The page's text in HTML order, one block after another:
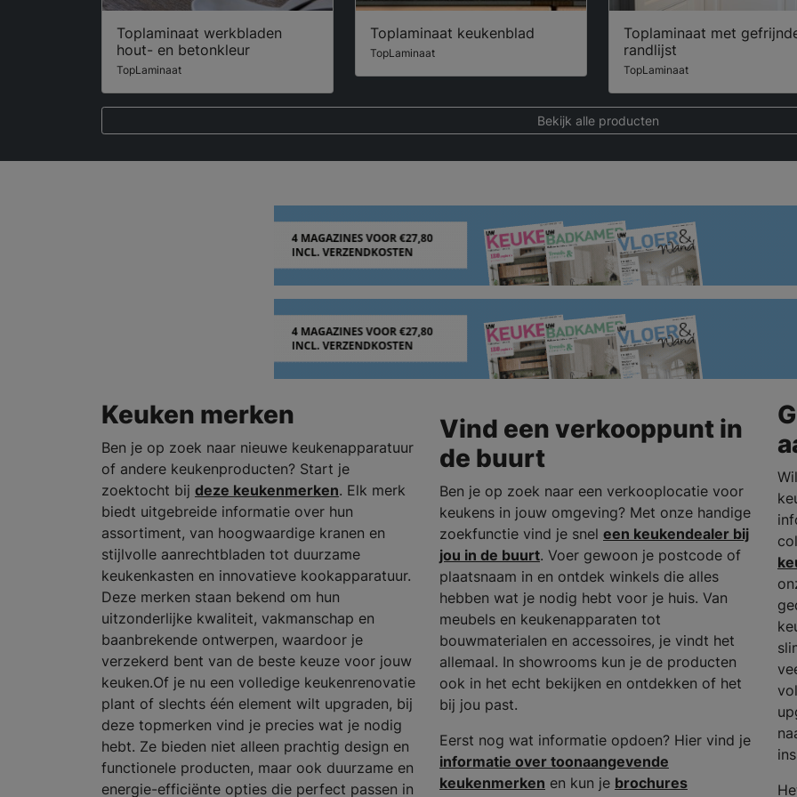
Toplaminaat werkbladen
hout- en betonkleur
TopLaminaat
Toplaminaat keukenblad
TopLaminaat
Toplaminaat met
randlijst
TopLaminaat
Bekijk alle producten
Keuken merken
Ben je op zoek naar nieuwe keukenapparatuur
of andere keukenproducten? Start je
zoektocht bij deze keukenmerken. Elk merk
biedt uitgebreide informatie over hun
assortiment, van hoogwaardige kranen en
stijlvolle aanrechtbladen tot duurzame
keukenkasten en innovatieve kookapparatuur.
Deze merken staan bekend om hun
uitzonderlijke kwaliteit, vakmanschap en
baanbrekende ontwerpen, waardoor je
verzekerd bent van de beste keuze voor jouw
keuken.Of je nu een volledige keukenrenovatie
plant of slechts één element wilt upgraden, bij
deze topmerken vind je precies wat je nodig
hebt. Ze bieden niet alleen prachtig design en
functionele producten, maar ook duurzame en
energie-efficiënte opties die perfect passen in
Vind een verkooppunt in
de buurt
Ben je op zoek naar een verkooplocatie voor
keukens in jouw omgeving? Met onze handige
zoekfunctie vind je snel een keukendealer bij
jou in de buurt. Voer gewoon je postcode of
plaatsnaam in en ontdek winkels die alles
hebben wat je nodig hebt voor je huis. Van
meubels en keukenapparaten tot
bouwmaterialen en accessoires, je vindt het
allemaal. In showrooms kun je de producten
ook in het echt bekijken en ontdekken of het
bij jou past.
Eerst nog wat informatie opdoen? Hier vind je
informatie over toonaangevende
keukenmerken en kun je brochures